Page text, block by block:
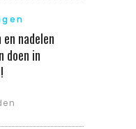
nadelen
doen in